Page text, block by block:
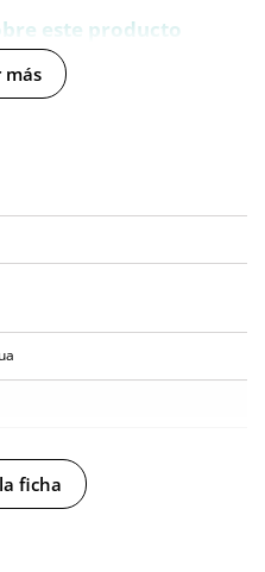
este producto
2 opiniones
de los artículos que
un mejor servicio al resto de
más
ficha